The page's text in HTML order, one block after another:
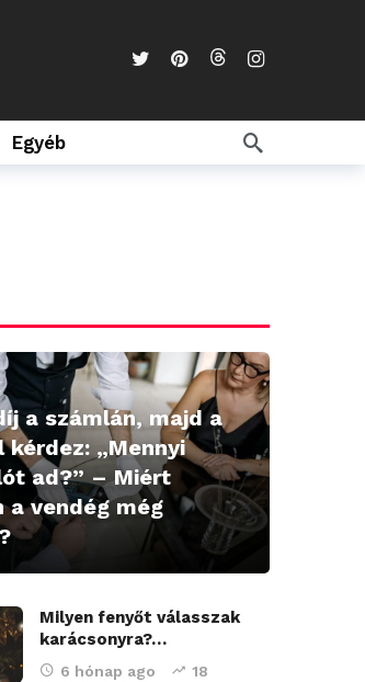
Egyéb
a számlán, majd a
kérdez: „Mennyi
ad?” – Miért
a vendég még
Milyen fenyőt válasszak
karácsonyra?…
6 hónap ago 18